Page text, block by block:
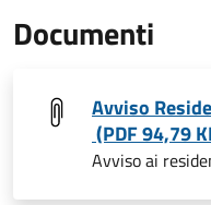
Documenti
Avviso
(PDF 94,79
Avviso ai